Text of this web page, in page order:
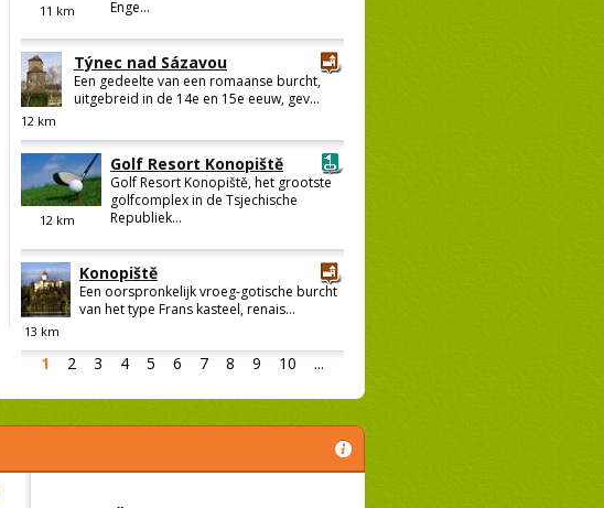
1 2 3 4 5 6 7 8 9 10 ...
11 km
Enge...
12 km
Týnec nad Sázavou
Een gedeelte van een romaanse burcht,
uitgebreid in de 14e en 15e eeuw, gev...
12km
Golf Resort Konopiště
Golf Resort Konopiště, het grootste
golfcomplex in de Tsjechische
Republiek...
13 km
Konopiště
Een oorspronkelijk vroeg-gotische burcht
van het type Frans kasteel, renais...